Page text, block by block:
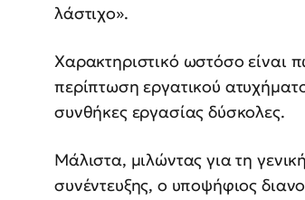
λάστιχο».
Χαρακτηριστικό ωστόσο είναι
περίπτωση εργατικού
συνθήκες εργασίας δύσκολες.
Μάλιστα, μιλώντας για τη
συνέντευξης, ο υποψήφιος